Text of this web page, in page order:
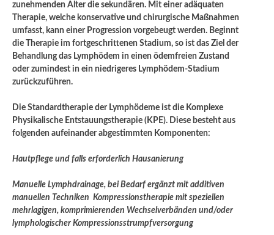
zunehmenden Alter die sekundären. Mit einer adäquaten
Therapie, welche konservative und chirurgische Maßnahmen
umfasst, kann einer Progression vorgebeugt werden. Beginnt
die Therapie im fortgeschrittenen Stadium, so ist das Ziel der
Behandlung das Lymphödem in einen ödemfreien Zustand
oder zumindest in ein niedrigeres Lymphödem-Stadium
zurückzuführen.
Die Standardtherapie der Lymphödeme ist die Komplexe
Physikalische Entstauungstherapie (KPE). Diese besteht aus
folgenden aufeinander abgestimmten Komponenten:
Hautpflege und falls erforderlich Hausanierung
Manuelle Lymphdrainage, bei Bedarf ergänzt mit additiven
manuellen Techniken Kompressionstherapie mit speziellen
mehrlagigen, komprimierenden Wechselverbänden und/oder
lymphologischer Kompressionsstrumpfversorgung